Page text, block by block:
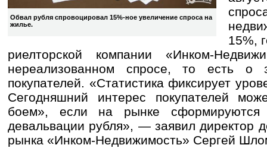
Обвал рубля спровоцировал 15%-ное увеличение спроса на
жилье.
15%,
риелторской компании «Инком-
нереализованном спросе, то есть о
покупателей. «Статистика фиксирует
Сегодняшний интерес покупателей
боем», если на рынке сформируются
девальвации рубля», — заявил директор
рынка «Инком-Недвижимость» Сергей